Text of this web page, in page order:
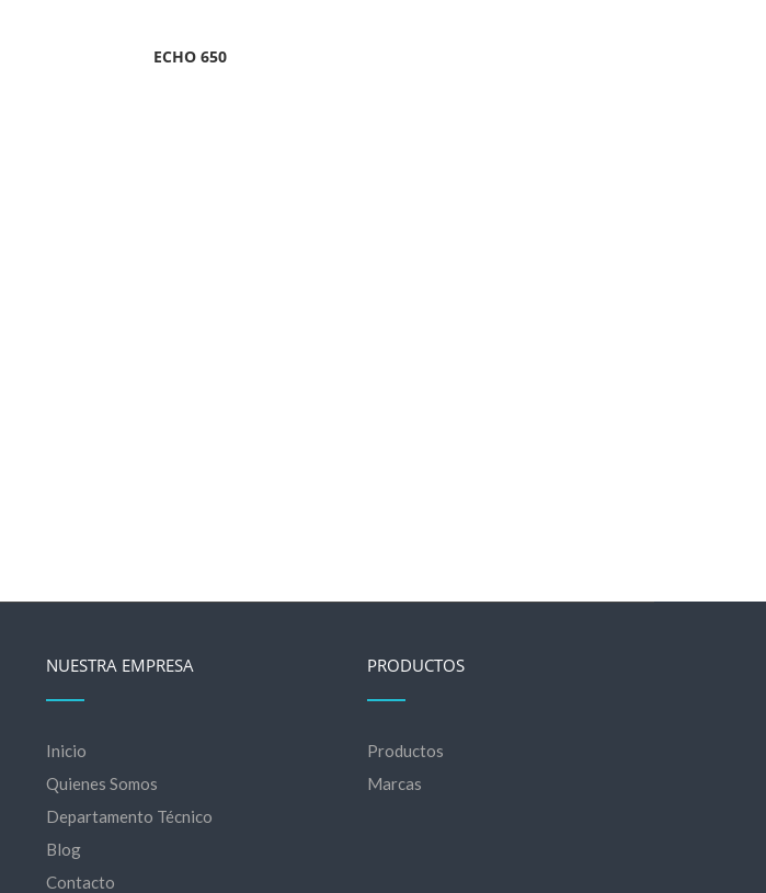
ECHO 650
NUESTRA EMPRESA
Inicio
Quienes Somos
Departamento Técnico
Blog
Contacto
PRODUCTOS
Productos
Marcas